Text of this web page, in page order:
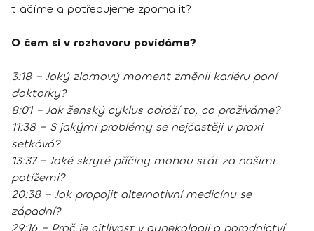
tlačíme a potřebujeme zpomalit?
O čem si v rozhovoru povídáme?
3:18 – Jaký zlomový moment změnil kariéru paní
doktorky?
8:01 – Jak ženský cyklus odráží to, co prožíváme?
11:38 – S jakými problémy se nejčastěji v praxi
setkává?
13:37 – Jaké skryté příčiny mohou stát za našimi
potížemi?
20:38 – Jak propojit alternativní medicínu se
západní?
29:16 – Proč je citlivost v gynekologii a porodnictví